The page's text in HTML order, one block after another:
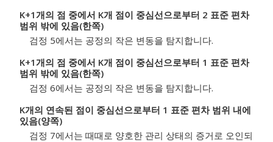
K+1개의 점 중에서 K개 점이 중심선으로부터 2 표준 편차
범위 밖에 있음(한쪽)
검정 5에서는 공정의 작은 변동을 탐지합니다.
K+1개의 점 중에서 K개 점이 중심선으로부터 1 표준 편차
범위 밖에 있음(한쪽)
검정 6에서는 공정의 작은 변동을 탐지합니다.
K개의 연속된 점이 중심선으로부터 1 표준 편차 범위 내에
있음(양쪽)
검정 7에서는 때때로 양호한 관리 상태의 증거로 오인되